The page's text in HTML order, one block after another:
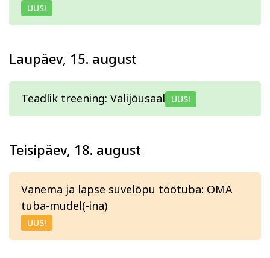
UUS!
Laupäev, 15. august
Teadlik treening: Välijõusaal UUS!
Teisipäev, 18. august
Vanema ja lapse suvelõpu töötuba: OMA
tuba-mudel(-ina)
UUS!